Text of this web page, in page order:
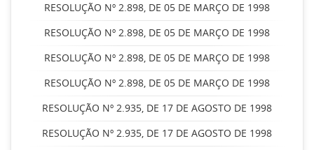
RESOLUÇÃO Nº 2.898, DE 05 DE MARÇO DE 1998
RESOLUÇÃO Nº 2.898, DE 05 DE MARÇO DE 1998
RESOLUÇÃO Nº 2.898, DE 05 DE MARÇO DE 1998
RESOLUÇÃO Nº 2.898, DE 05 DE MARÇO DE 1998
RESOLUÇÃO Nº 2.935, DE 17 DE AGOSTO DE 1998
RESOLUÇÃO Nº 2.935, DE 17 DE AGOSTO DE 1998